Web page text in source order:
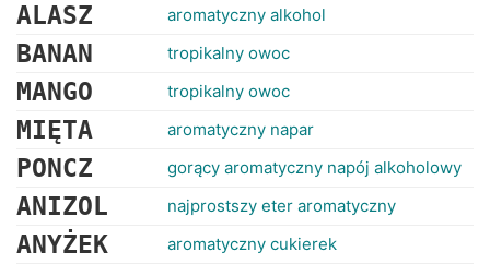
ALASZ aromatyczny alkohol
BANAN tropikalny owoc
MANGO tropikalny owoc
MIĘTA aromatyczny napar
PONCZ gorący aromatyczny napój alkoholowy
ANIZOL najprostszy eter aromatyczny
ANYŻEK aromatyczny cukierek